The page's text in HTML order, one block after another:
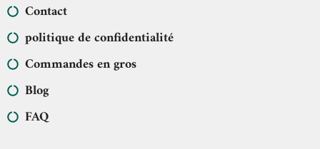
Contact
politique de confidentialité
Commandes en gros
Blog
FAQ